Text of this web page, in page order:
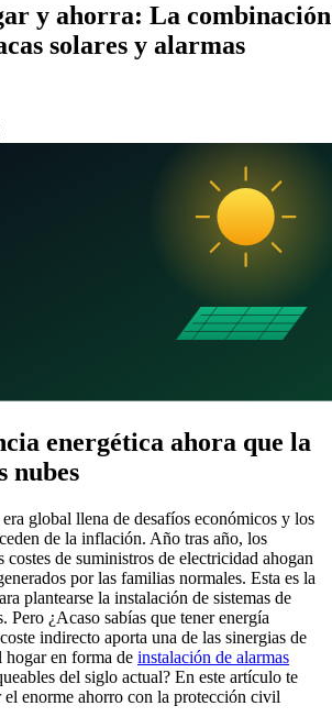
y ahorra: La combinación
solares y alarmas
energética ahora que la
nubes
global llena de desafíos económicos y los
de la inflación. Año tras año, los
costes de suministros de electricidad ahogan
por las familias normales. Esta es la
plantearse la instalación de sistemas de
Pero ¿Acaso sabías que tener energía
indirecto aporta una de las sinergias de
hogar en forma de instalación de alarmas
del siglo actual? En este artículo te
el enorme ahorro con la protección civil